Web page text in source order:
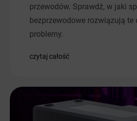
przewodów. Sprawdź, w jaki
bezprzewodowe rozwiązują te
problemy.
czytaj całość